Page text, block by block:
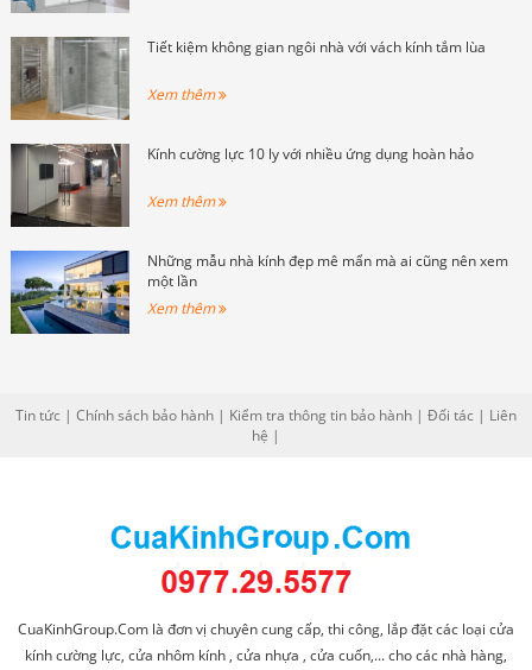
Tiết kiệm không gian ngôi nhà với vách kính tắm lùa
Xem thêm
Kính cường lực 10 ly với nhiều ứng dụng hoàn hảo
Xem thêm
Những mẫu nhà kính đẹp mê mẩn mà ai cũng nên xem
một lần
Xem thêm
Tin tức | Chính sách bảo hành| Kiểm tra thông tin bảo hành| Đối tác | Liên
hệ |
CuaKinhGroup.Com là đơn vị chuyên cung cấp, thi công, lắp đặt các loại cửa
kính cường lực, cửa nhôm kính , cửa nhựa , cửa cuốn,... cho các nhà hàng,